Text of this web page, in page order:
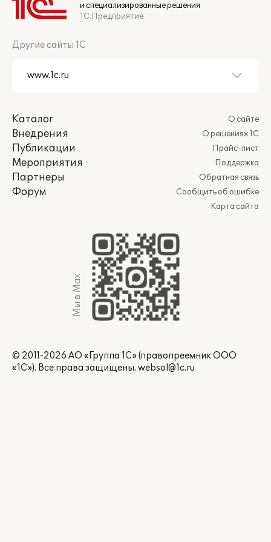
и специализированные решения
1С:Предприятие
Другие сайты 1С
Каталог
Внедрения
Публикации
Мероприятия
Партнеры
Форум
О сайте
О решениях 1С
Прайс-лист
Поддержка
Обратная связь
Сообщить об ошибке
Карта сайта
Мы в Max
© 2011-2026 АО «Группа 1С» (правопреемник ООО
«1С»). Все права защищены. websol@1c.ru